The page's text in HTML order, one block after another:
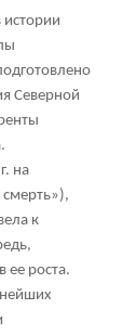
Северной
на
к
ее роста.